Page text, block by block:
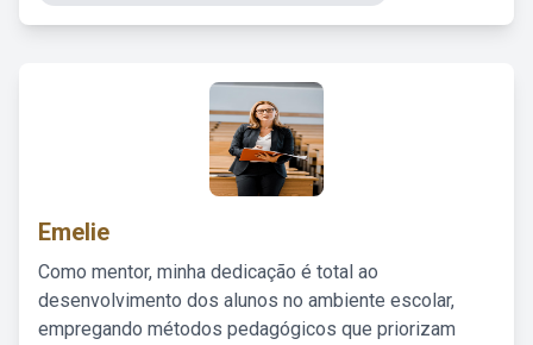
Emelie
Como mentor, minha dedicação é total ao
desenvolvimento dos alunos no ambiente escolar,
empregando métodos pedagógicos que priorizam